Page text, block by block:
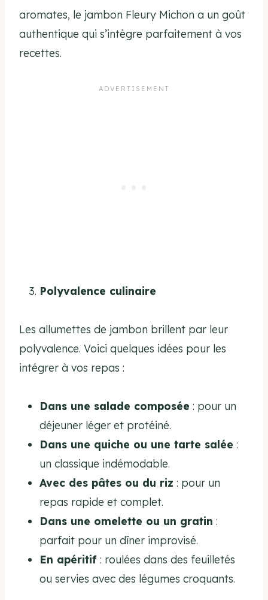
aromates, le jambon Fleury Michon a un goût
authentique qui s’intègre parfaitement à vos
recettes.
Polyvalence culinaire
Les allumettes de jambon brillent par leur
polyvalence. Voici quelques idées pour les
intégrer à vos repas :
Dans une salade composée : pour un
déjeuner léger et protéiné.
Dans une quiche ou une tarte salée :
un classique indémodable.
Avec des pâtes ou du riz : pour un
repas rapide et complet.
Dans une omelette ou un gratin :
parfait pour un dîner improvisé.
En apéritif : roulées dans des feuilletés
ou servies avec des légumes croquants.